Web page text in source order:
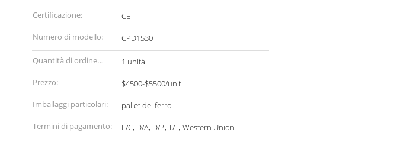
Certificazione:
CE
Numero di modello:
CPD1530
Quantità di ordine
minimo:
1 unità
Prezzo:
$4500-$5500/unit
Imballaggi particolari:
pallet del ferro
Termini di pagamento:
L/C, D/A, D/P, T/T, Western Union